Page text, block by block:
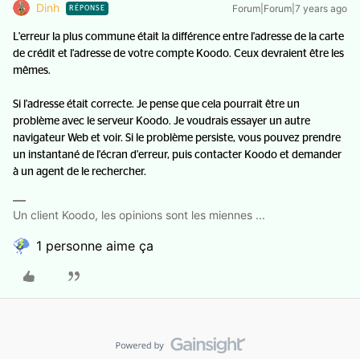
Dinh RÉPONSE Forum|Forum|7 years ago
L'erreur la plus commune était la différence entre l'adresse de la carte
de crédit et l'adresse de votre compte Koodo. Ceux devraient être les
mêmes.
Si l'adresse était correcte. Je pense que cela pourrait être un
problème avec le serveur Koodo. Je voudrais essayer un autre
navigateur Web et voir. Si le problème persiste, vous pouvez prendre
un instantané de l'écran d'erreur, puis contacter Koodo et demander
à un agent de le rechercher.
Un client Koodo, les opinions sont les miennes ...
1 personne aime ça